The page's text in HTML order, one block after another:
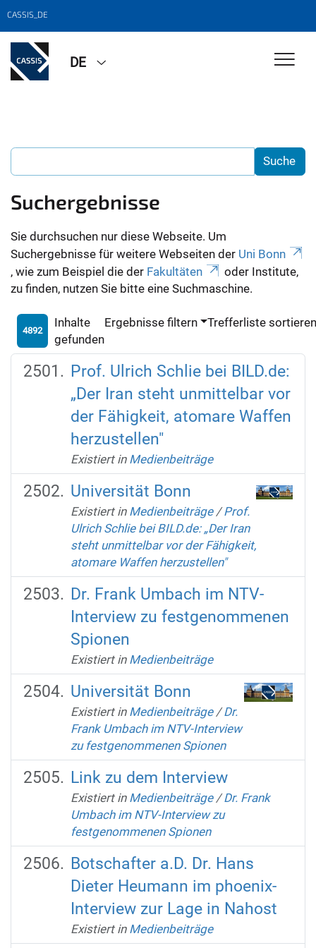
CASSIS_DE
DE
Suchergebnisse
Sie durchsuchen nur diese Webseite. Um
Suchergebnisse für weitere Webseiten der Uni Bonn
, wie zum Beispiel die der Fakultäten
oder Institute,
zu finden, nutzen Sie bitte eine Suchmaschine.
4892
Inhalte
gefunden
Ergebnisse filtern Trefferliste
Prof. Ulrich Schlie bei BILD.de:
„Der Iran steht unmittelbar vor
der Fähigkeit, atomare Waffen
herzustellen"
Existiert in Medienbeiträge
Universität Bonn
Existiert in Medienbeiträge /Prof.
Ulrich Schlie bei BILD.de: „Der Iran
steht unmittelbar vor der Fähigkeit,
atomare Waffen herzustellen"
Dr. Frank Umbach im NTV-
Interview zu festgenommenen
Spionen
Existiert in Medienbeiträge
Universität Bonn
Existiert in Medienbeiträge /Dr.
Frank Umbach im NTV-Interview
zu festgenommenen Spionen
Link zu dem Interview
Existiert in Medienbeiträge /Dr. Frank
Umbach im NTV-Interview zu
festgenommenen Spionen
Botschafter a.D. Dr. Hans
Dieter Heumann im phoenix-
Interview zur Lage in Nahost
Existiert in Medienbeiträge